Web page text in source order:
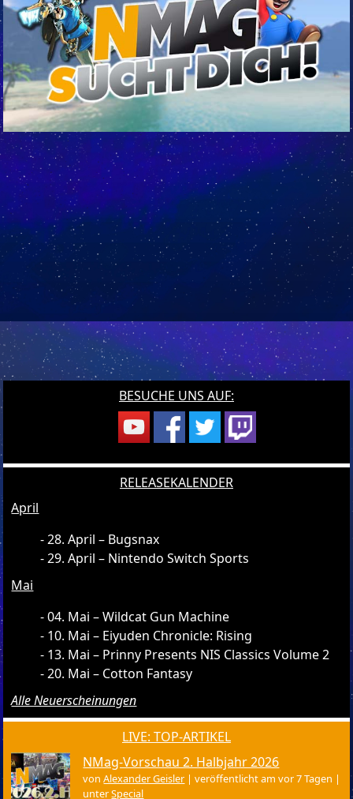
BESUCHE UNS AUF:
RELEASEKALENDER
April
28. April – Bugsnax
29. April – Nintendo Switch Sports
Mai
04. Mai – Wildcat Gun Machine
10. Mai – Eiyuden Chronicle: Rising
13. Mai – Prinny Presents NIS Classics Volume 2
20. Mai – Cotton Fantasy
Alle Neuerscheinungen
LIVE: TOP-ARTIKEL
NMag-Vorschau 2. Halbjahr 2026
vonAlexander Geisler |veröffentlicht am vor 7 Tagen |
unterSpecial